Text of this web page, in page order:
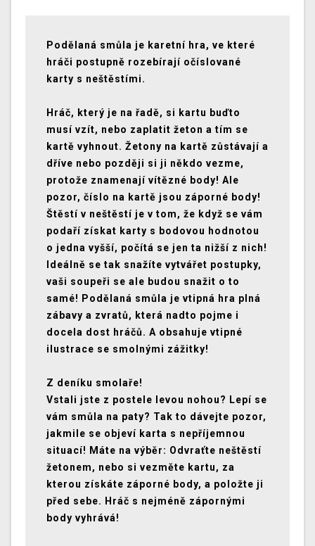
Podělaná smůla je karetní hra, ve které
hráči postupně rozebírají očíslované
karty s neštěstími.
Hráč, který je na řadě, si kartu buďto
musí vzít, nebo zaplatit žeton a tím se
kartě vyhnout. Žetony na kartě zůstávají a
dříve nebo později si ji někdo vezme,
protože znamenají vítězné body! Ale
pozor, číslo na kartě jsou záporné body!
Štěstí v neštěstí je v tom, že když se vám
podaří získat karty s bodovou hodnotou
o jedna vyšší, počítá se jen ta nižší z nich!
Ideálně se tak snažíte vytvářet postupky,
vaši soupeři se ale budou snažit o to
samé! Podělaná smůla je vtipná hra plná
zábavy a zvratů, která nadto pojme i
docela dost hráčů. A obsahuje vtipné
ilustrace se smolnými zážitky!
Z deníku smolaře!
Vstali jste z postele levou nohou? Lepí se
vám smůla na paty? Tak to dávejte pozor,
jakmile se objeví karta s nepříjemnou
situací! Máte na výběr: Odvraťte neštěstí
žetonem, nebo si vezměte kartu, za
kterou získáte záporné body, a položte ji
před sebe. Hráč s nejméně zápornými
body vyhrává!